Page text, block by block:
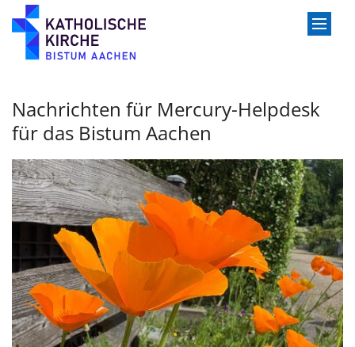
Zum Inhalt springen
Nachrichten für Mercury-Helpdesk
für das Bistum Aachen